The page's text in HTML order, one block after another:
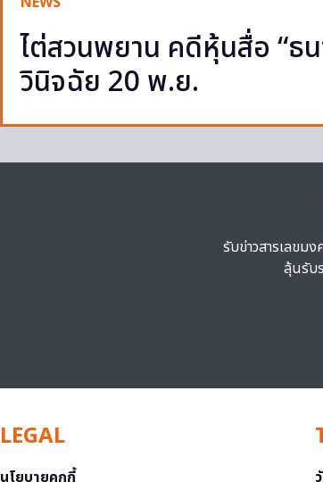
ไต่สวนพยาน คดีหุ้นสื่อ “ธ
วินิจฉัย 20 พ.ย.
รับข่าวสารเลขม
ลุ้นรับ
LEGAL
นโยบายคุกกี้